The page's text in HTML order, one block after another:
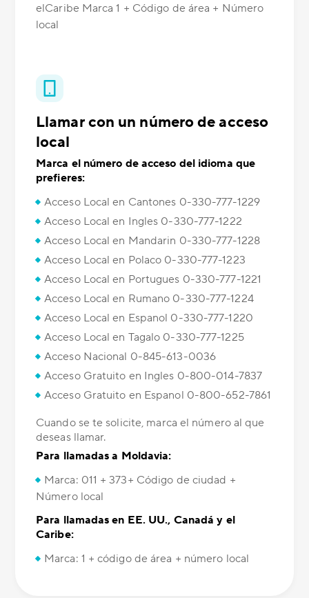
elCaribe Marca 1 + Código de área + Número
local
Llamar con un número de acceso
local
Marca el número de acceso del idioma que
prefieres:
Acceso Local en Cantones 0-330-777-1229
Acceso Local en Ingles 0-330-777-1222
Acceso Local en Mandarin 0-330-777-1228
Acceso Local en Polaco 0-330-777-1223
Acceso Local en Portugues 0-330-777-1221
Acceso Local en Rumano 0-330-777-1224
Acceso Local en Espanol 0-330-777-1220
Acceso Local en Tagalo 0-330-777-1225
Acceso Nacional 0-845-613-0036
Acceso Gratuito en Ingles 0-800-014-7837
Acceso Gratuito en Espanol 0-800-652-7861
Cuando se te solicite, marca el número al que
deseas llamar.
Para llamadas a Moldavia:
Marca: 011 + 373+ Código de ciudad +
Número local
Para llamadas en EE. UU., Canadá y el
Caribe:
Marca: 1 + código de área + número local